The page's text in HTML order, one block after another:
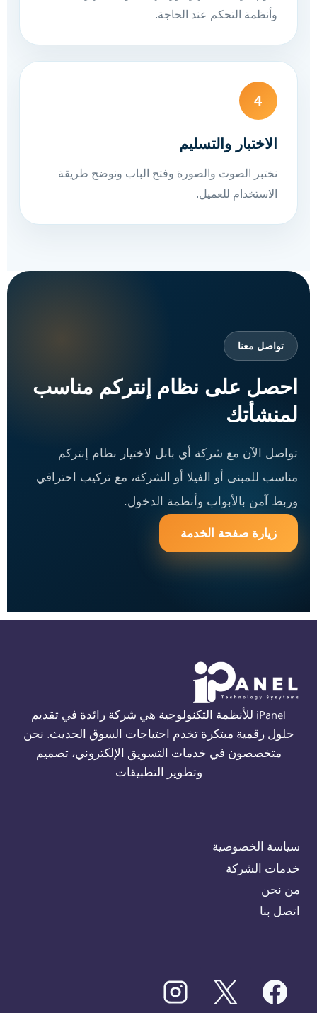
وأنظمة التحكم عند الحاجة.
4
الاختبار والتسليم
نختبر الصوت والصورة وفتح الباب ونوضح طريقة
الاستخدام للعميل.
تواصل معنا
احصل على نظام إنتركم مناسب
لمنشأتك
تواصل الآن مع شركة أي بانل لاختيار نظام إنتركم
مناسب للمبنى أو الفيلا أو الشركة، مع تركيب احترافي
وربط آمن بالأبواب وأنظمة الدخول.
زيارة صفحة الخدمة
iPanel للأنظمة التكنولوجية هي شركة رائدة في تقديم
حلول رقمية مبتكرة تخدم احتياجات السوق الحديث. نحن
متخصصون في خدمات التسويق الإلكتروني، تصميم
وتطوير التطبيقات
سياسة الخصوصية
خدمات الشركة
من نحن
اتصل بنا